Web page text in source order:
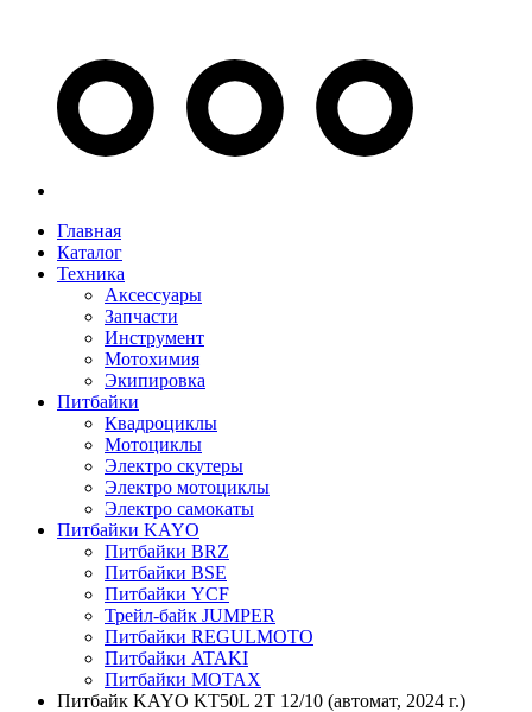
Главная
Каталог
Техника
Аксессуары
Запчасти
Инструмент
Мотохимия
Экипировка
Питбайки
Квадроциклы
Мотоциклы
Электро скутеры
Электро мотоциклы
Электро самокаты
Питбайки KAYO
Питбайки BRZ
Питбайки BSE
Питбайки YCF
Трейл-байк JUMPER
Питбайки REGULMOTO
Питбайки ATAKI
Питбайки MOTAX
Питбайк KAYO KT50L 2T 12/10 (автомат, 2024 г.)